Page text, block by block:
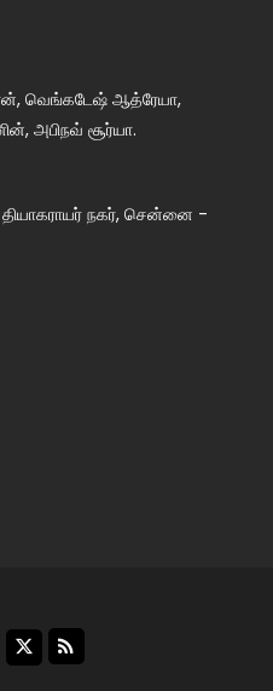
வெங்கடேஷ் ஆத்ரேயா,
அபிநவ் சூர்யா.
நகர், சென்னை -